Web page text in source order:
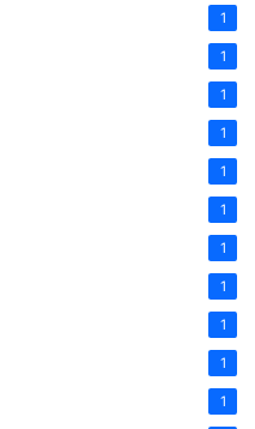
1
1
1
1
1
1
1
1
1
1
1